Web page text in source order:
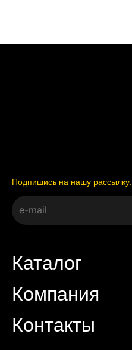
Подпишись на нашу рассылку:
Каталог
Компания
Контакты